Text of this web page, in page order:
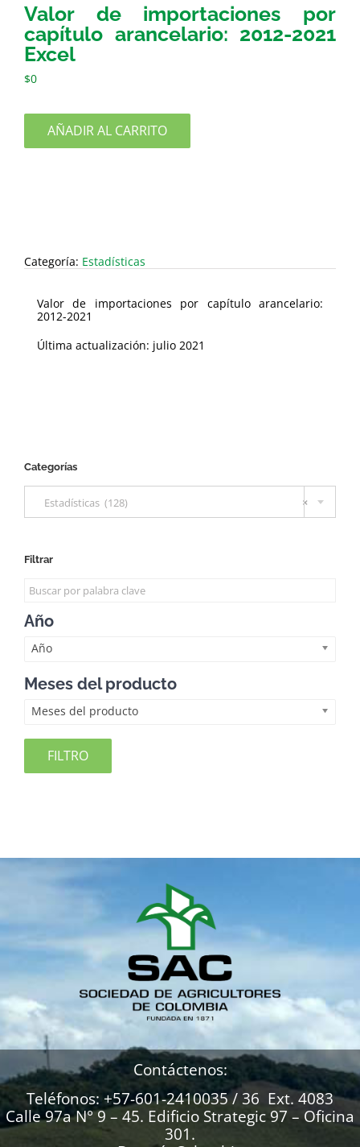
Valor de importaciones por
capítulo arancelario: 2012-2021
Excel
$0
AÑADIR AL CARRITO
Categoría: Estadísticas
Valor de importaciones por capítulo arancelario:
2012-2021
Última actualización: julio 2021
Categorías
×
Estadísticas (128)
Filtrar
Año
Año
Meses del producto
Meses del producto
FILTRO
Contáctenos:
Teléfonos: +57-601-2410035 / 36 Ext. 4083
Calle 97a N° 9 – 45. Edificio Strategic 97 – Oficina
301.